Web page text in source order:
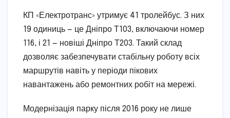
КП «Електротранс» утримує 41 тролейбус. З них
19 одиниць — це Дніпро Т103, включаючи номер
116, і 21 — новіші Дніпро Т203. Такий склад
дозволяє забезпечувати стабільну роботу всіх
маршрутів навіть у періоди пікових
навантажень або ремонтних робіт на мережі.
Модернізація парку після 2016 року не лише